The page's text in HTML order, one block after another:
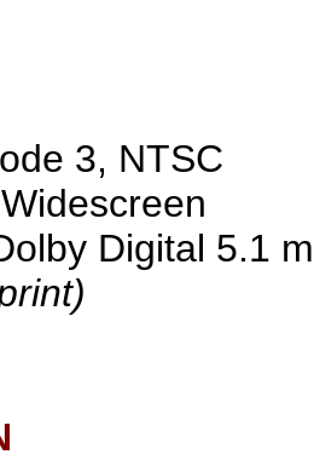
3, NTSC
Digital 5.1